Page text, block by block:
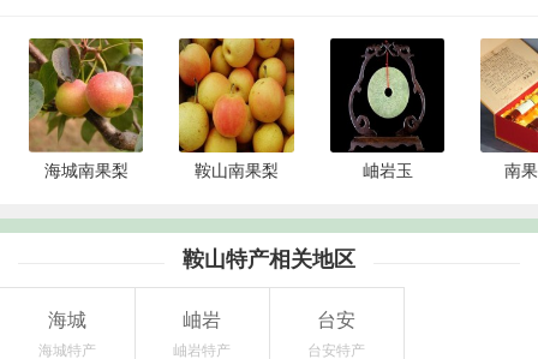
海城南果梨 鞍山南果梨 岫岩玉 南
鞍山特产相关地区
海城
海城特产
岫岩
岫岩特产
台安
台安特产